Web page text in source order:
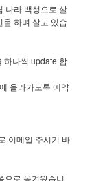
나라 백성으로 살
하며 살고 있습
하나씩 update 합
올라가도록 예약
이메일 주시기 바
으로 옮겨왔습니